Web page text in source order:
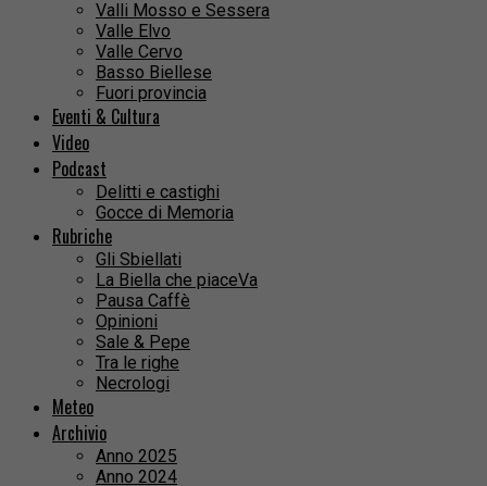
Valli Mosso e Sessera
Valle Elvo
Valle Cervo
Basso Biellese
Fuori provincia
Eventi & Cultura
Video
Podcast
Delitti e castighi
Gocce di Memoria
Rubriche
Gli Sbiellati
La Biella che piaceVa
Pausa Caffè
Opinioni
Sale & Pepe
Tra le righe
Necrologi
Meteo
Archivio
Anno 2025
Anno 2024